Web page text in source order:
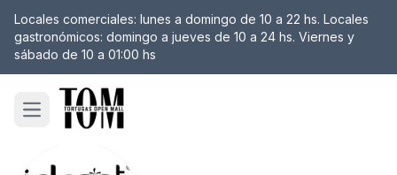
Locales comerciales: lunes a domingo de 10 a 22 hs. Locales
gastronómicos: domingo a jueves de 10 a 24 hs. Viernes y
sábado de 10 a 01:00 hs
Open main menu